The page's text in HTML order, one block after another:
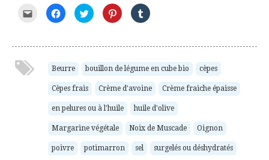
Cliquez
pour
envoyer
mail
ami(ouvre
nouvelle
Cliquez
pour
partager
dans
fenêtre)
Cliquez
pour
partager
dans
fenêtre)
Cliquez
pour
partager
dans
fenêtre)
Cliquez
pour
dans
fenêtre)
Beurre bouillon de légume en cube bio cèpes
Cèpes frais Crème d'avoine Crème fraiche épaisse
en pelures ou à l'huile huile d'olive
Margarine végétale Noix de Muscade Oignon
poivre potimarron sel surgelés ou déshydratés